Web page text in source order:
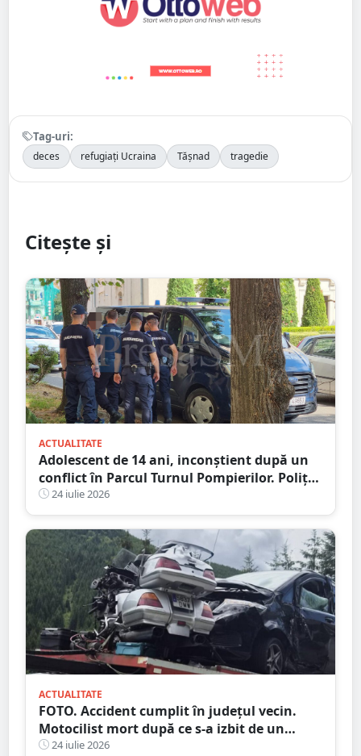
Tag-uri:
deces refugiați Ucraina Tășnad tragedie
Citește și
ACTUALITATE
Adolescent de 14 ani, inconștient după un
conflict în Parcul Turnul Pompierilor. Poliția
a deschis dosar penal
24 iulie 2026
ACTUALITATE
FOTO. Accident cumplit în județul vecin.
Motocilist mort după ce s-a izbit de un
copac și un microbuz
24 iulie 2026